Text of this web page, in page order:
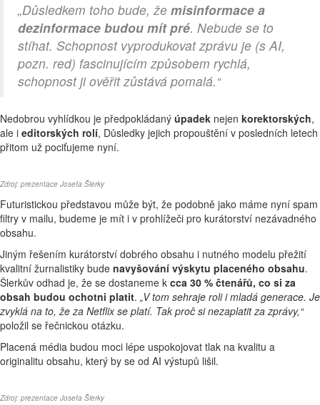
„Důsledkem toho bude, že misinformace a
dezinformace budou mít pré. Nebude se to
stíhat. Schopnost vyprodukovat zprávu je (s AI,
pozn. red) fascinujícím způsobem rychlá,
schopnost ji ověřit zůstává pomalá.“
Nedobrou vyhlídkou je předpokládaný úpadek nejen korektorských,
ale i editorských rolí, Důsledky jejich propouštění v posledních letech
přitom už pociťujeme nyní.
Zdroj: prezentace Josefa Šlerky
Futuristickou představou může být, že podobně jako máme nyní spam
filtry v mailu, budeme je mít i v prohlížeči pro kurátorství nezávadného
obsahu.
Jiným řešením kurátorství dobrého obsahu i nutného modelu přežití
kvalitní žurnalistiky bude navyšování výskytu placeného obsahu.
Šlerkův odhad je, že se dostaneme k cca 30 % čtenářů, co si za
obsah budou ochotni platit. „V tom sehraje roli i mladá generace. Je
zvyklá na to, že za Netflix se platí. Tak proč si nezaplatit za zprávy,“
položil se řečnickou otázku.
Placená média budou moci lépe uspokojovat tlak na kvalitu a
originalitu obsahu, který by se od AI výstupů lišil.
Zdroj: prezentace Josefa Šlerky